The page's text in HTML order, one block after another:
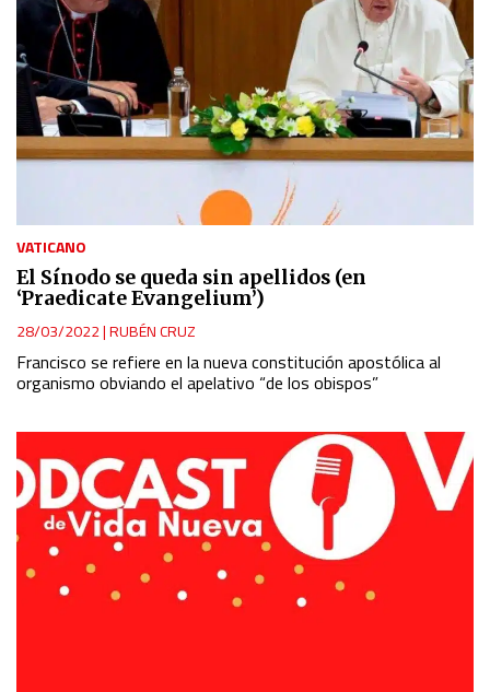
VATICANO
El Sínodo se queda sin apellidos (en
‘Praedicate Evangelium’)
28/03/2022|RUBÉN CRUZ
Francisco se refiere en la nueva constitución apostólica al
organismo obviando el apelativo “de los obispos”